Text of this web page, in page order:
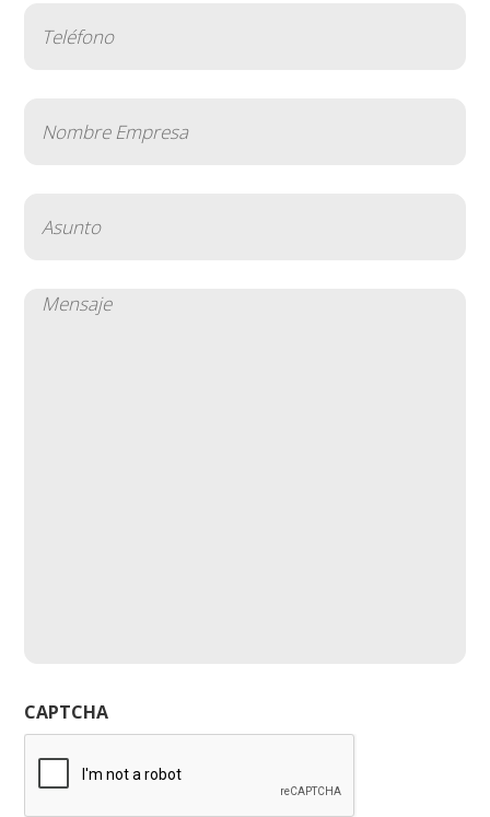
(Obligatorio)
Empresa
(Obligatorio)
Mensaje
CAPTCHA